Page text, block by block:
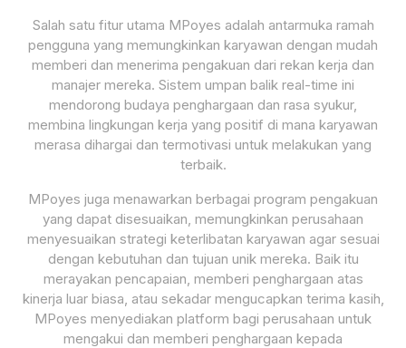
Salah satu fitur utama MPoyes adalah antarmuka ramah
pengguna yang memungkinkan karyawan dengan mudah
memberi dan menerima pengakuan dari rekan kerja dan
manajer mereka. Sistem umpan balik real-time ini
mendorong budaya penghargaan dan rasa syukur,
membina lingkungan kerja yang positif di mana karyawan
merasa dihargai dan termotivasi untuk melakukan yang
terbaik.
MPoyes juga menawarkan berbagai program pengakuan
yang dapat disesuaikan, memungkinkan perusahaan
menyesuaikan strategi keterlibatan karyawan agar sesuai
dengan kebutuhan dan tujuan unik mereka. Baik itu
merayakan pencapaian, memberi penghargaan atas
kinerja luar biasa, atau sekadar mengucapkan terima kasih,
MPoyes menyediakan platform bagi perusahaan untuk
mengakui dan memberi penghargaan kepada